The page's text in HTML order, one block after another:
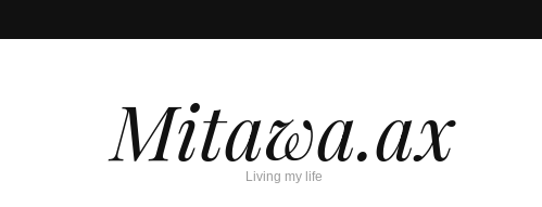
Mitawa.ax
Living my life